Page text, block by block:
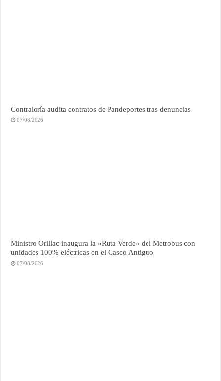
Contraloría audita contratos de Pandeportes tras denuncias
07/08/2026
Ministro Orillac inaugura la «Ruta Verde» del Metrobus con
unidades 100% eléctricas en el Casco Antiguo
07/08/2026